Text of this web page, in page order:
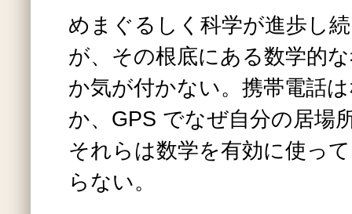
めまぐるしく科学が進歩し
が、その根底にある数学的
か気が付かない。携帯電話
か、GPS でなぜ自分の居場
それらは数学を有効に使っ
らない。